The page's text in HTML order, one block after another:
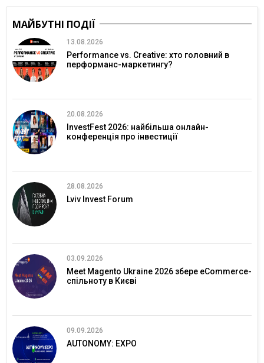
МАЙБУТНІ ПОДІЇ
13.08.2026
Performance vs. Creative: хто головний в
перформанс-маркетингу?
20.08.2026
InvestFest 2026: найбільша онлайн-
конференція про інвестиції
28.08.2026
Lviv Invest Forum
03.09.2026
Meet Magento Ukraine 2026 збере eCommerce-
спільноту в Києві
09.09.2026
AUTONOMY: EXPO